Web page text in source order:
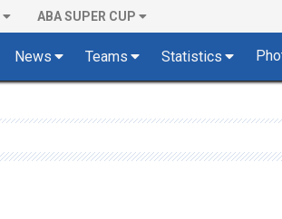
ABA SUPER CUP
News Teams Statistics